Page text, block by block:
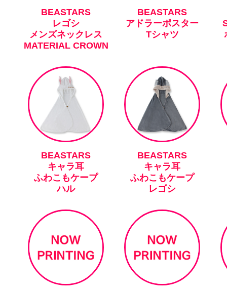
BEASTARS
レゴシ
メンズネックレス
MATERIAL CROWN
BEASTARS
アドラーポスター
Tシャツ
BEASTARS
キャラ耳
ふわこもケープ
ハル
BEASTARS
キャラ耳
ふわこもケープ
レゴシ